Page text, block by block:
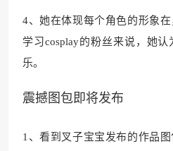
4、她在体现每个角色的形象
学习cosplay的粉丝来说，她
乐。
震撼图包即将发布
1、看到叉子宝宝发布的作品